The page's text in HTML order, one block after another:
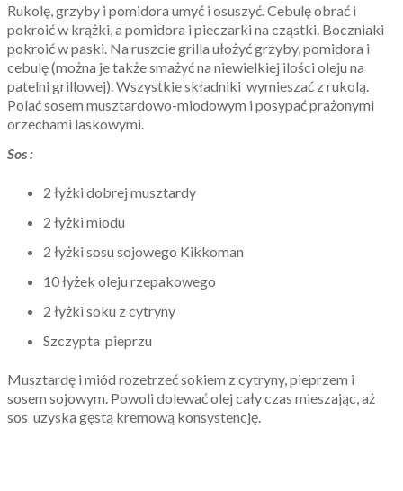
Rukolę, grzyby i pomidora umyć i osuszyć. Cebulę obrać i
pokroić w krążki, a pomidora i pieczarki na cząstki. Boczniaki
pokroić w paski. Na ruszcie grilla ułożyć grzyby, pomidora i
cebulę (można je także smażyć na niewielkiej ilości oleju na
patelni grillowej). Wszystkie składniki wymieszać z rukolą.
Polać sosem musztardowo-miodowym i posypać prażonymi
orzechami laskowymi.
Sos :
2 łyżki dobrej musztardy
2 łyżki miodu
2 łyżki sosu sojowego Kikkoman
10 łyżek oleju rzepakowego
2 łyżki soku z cytryny
Szczypta pieprzu
Musztardę i miód rozetrzeć sokiem z cytryny, pieprzem i
sosem sojowym. Powoli dolewać olej cały czas mieszając, aż
sos uzyska gęstą kremową konsystencję.